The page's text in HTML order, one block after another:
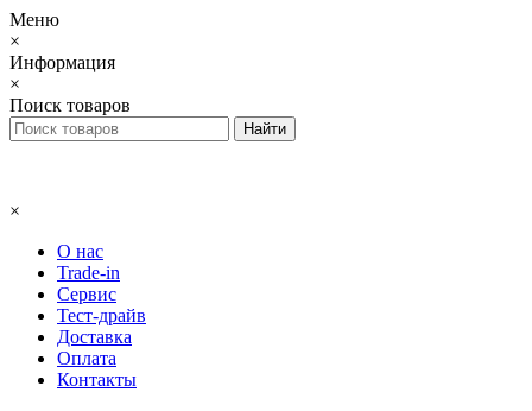
Меню
×
Информация
×
Поиск товаров
×
О нас
Trade-in
Сервис
Тест-драйв
Доставка
Оплата
Контакты